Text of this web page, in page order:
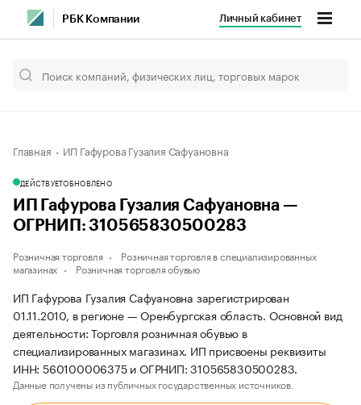
РБК Компании Личный кабинет
Главная ИП Гафурова Гузалия Сафуановна
ДЕЙСТВУЕТОБНОВЛЕНО
ИП Гафурова Гузалия Сафуановна —
ОГРНИП: 310565830500283
Розничная торговля
Розничная торговля в специализированных
магазинах
Розничная торговля обувью
ИП Гафурова Гузалия Сафуановна зарегистрирован
01.11.2010, в регионе — Оренбургская область. Основной вид
деятельности: Торговля розничная обувью в
специализированных магазинах. ИП присвоены реквизиты
ИНН: 560100006375 и ОГРНИП: 310565830500283.
Данные получены из публичных государственных источников.